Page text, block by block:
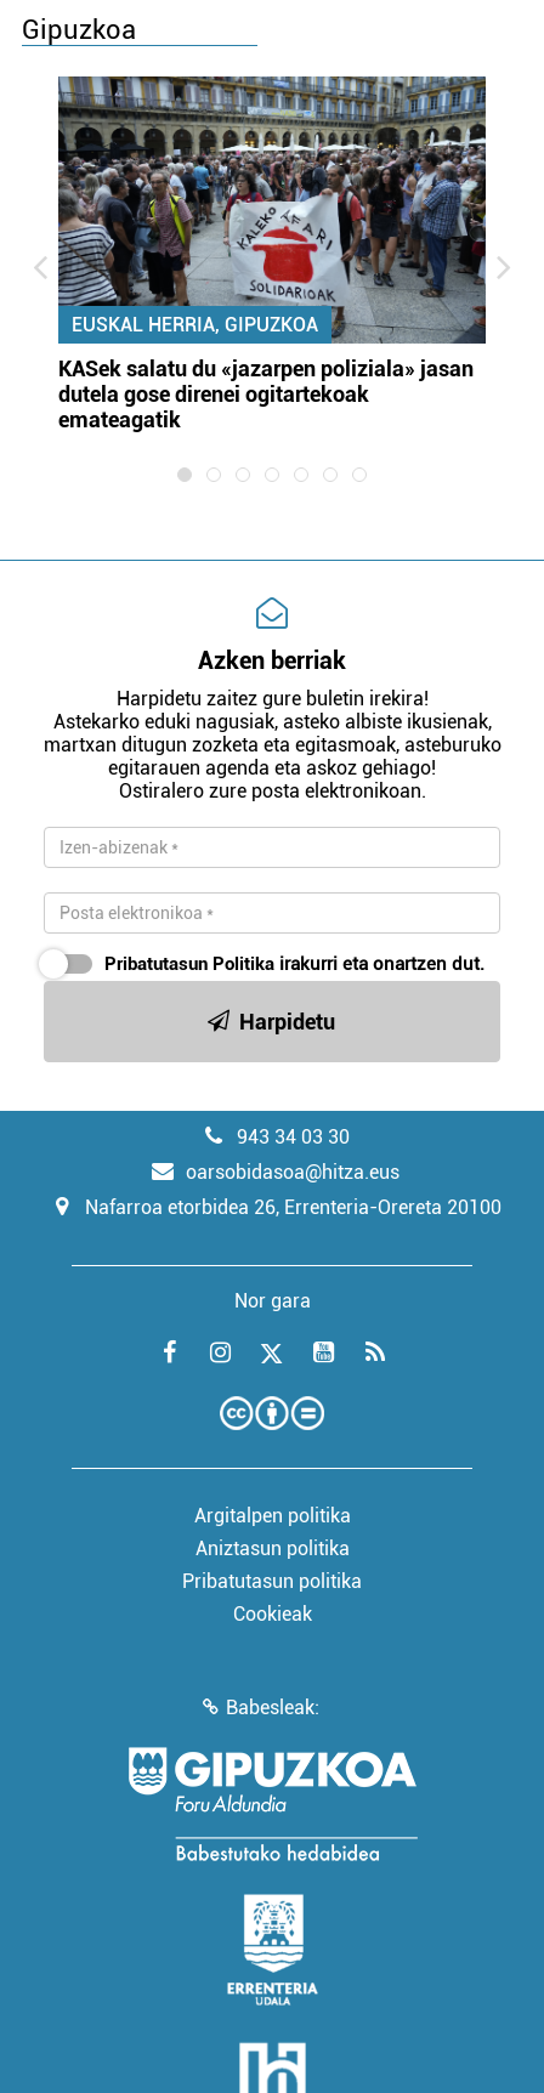
Gipuzkoa
EUSKAL HERRIA, GIPUZKOA
KASek salatu du «jazarpen poliziala» jasan
dutela gose direnei ogitartekoak
emateagatik
Azken berriak
Harpidetu zaitez gure buletin irekira!
Astekarko eduki nagusiak, asteko albiste ikusienak,
martxan ditugun zozketa eta egitasmoak, asteburuko
egitarauen agenda eta askoz gehiago!
Ostiralero zure posta elektronikoan.
Pribatutasun Politika irakurri eta onartzen dut.
Harpidetu
943 34 03 30
oarsobidasoa@hitza.eus
Nafarroa etorbidea 26, Errenteria-Orereta 20100
Nor gara
Argitalpen politika
Aniztasun politika
Pribatutasun politika
Cookieak
Babesleak: